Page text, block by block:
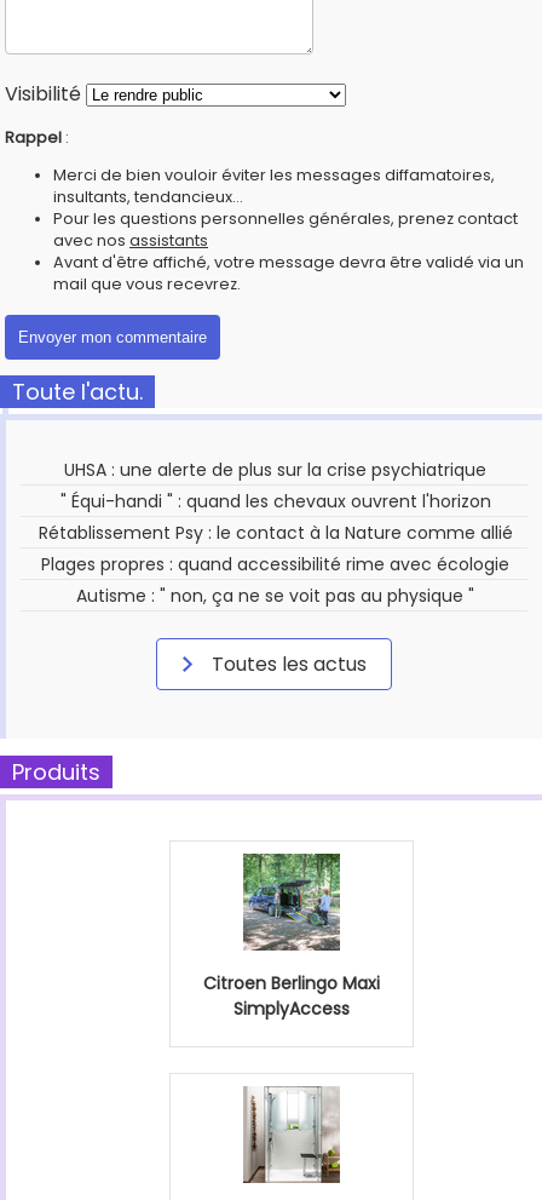
Visibilité
Rappel :
Merci de bien vouloir éviter les messages diffamatoires,
insultants, tendancieux...
Pour les questions personnelles générales, prenez contact
avec nos assistants
Avant d'être affiché, votre message devra être validé via un
mail que vous recevrez.
Toute l'actu.
UHSA : une alerte de plus sur la crise psychiatrique
" Équi-handi " : quand les chevaux ouvrent l'horizon
Rétablissement Psy : le contact à la Nature comme allié
Plages propres : quand accessibilité rime avec écologie
Autisme : " non, ça ne se voit pas au physique "
Toutes les actus
Produits
Citroen Berlingo Maxi
SimplyAccess